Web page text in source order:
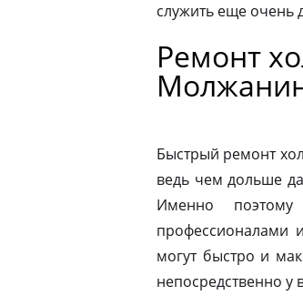
служить еще очень
Ремонт
Быстрый ремонт
ведь чем дольше
Именно
профессионалами
могут быстро и
непосредственно у